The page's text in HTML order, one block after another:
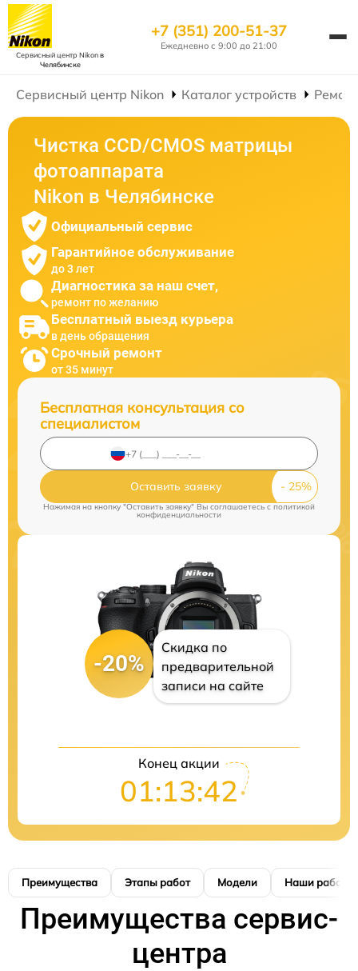
Сервисный центр Nikonв
Челябинске
+7 (351) 200-51-37
Ежедневно с 9:00 до 21:00
Сервисный центр Nikon Каталог устройств
Чистка CCD/CMOS матрицы
фотоаппарата
Nikon в Челябинске
Официальный сервис
Гарантийное обслуживание
до 3 лет
Диагностика за наш счет,
ремонт по желанию
Бесплатный выезд курьера
в день обращения
Срочный ремонт
от 35 минут
Бесплатная консультация со
специалистом
Оставить заявку
Нажимая на кнопку "Оставить заявку" Вы соглашаетесь cполитикой
конфиденциальности
-20%
Скидка по
предварительной
записи на сайте
Конец акции
01:13:41
Преимущества Этапы работ Модели Наши работы
Преимущества сервис-
центра